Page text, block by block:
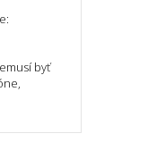
byť